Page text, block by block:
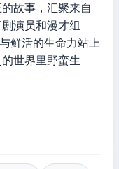
故事，汇聚来自
演员和漫才组
鲜活的生命力站上
世界里野蛮生